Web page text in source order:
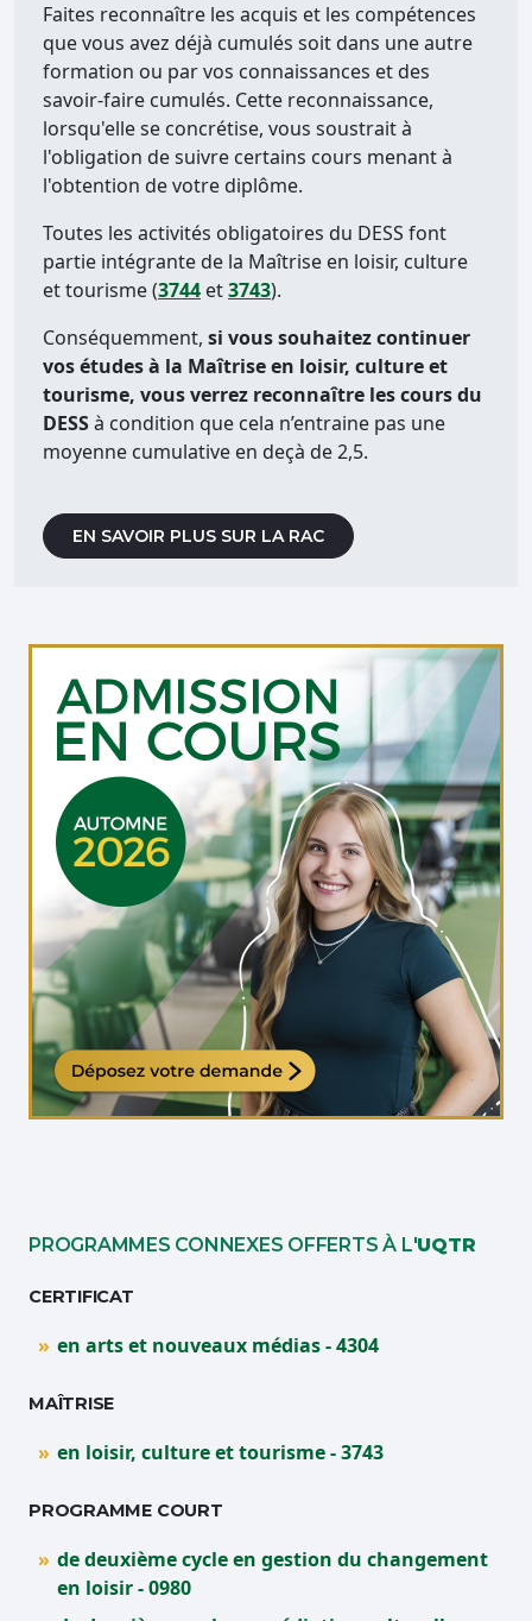
Faites reconnaître les acquis et les compétences
que vous avez déjà cumulés soit dans une autre
formation ou par vos connaissances et des
savoir-faire cumulés. Cette reconnaissance,
lorsqu'elle se concrétise, vous soustrait à
l'obligation de suivre certains cours menant à
l'obtention de votre diplôme.
Toutes les activités obligatoires du DESS font
partie intégrante de la Maîtrise en loisir, culture
et tourisme (3744 et3743).
Conséquemment, si vous souhaitez continuer
vos études à la Maîtrise en loisir, culture et
tourisme, vous verrez reconnaître les cours du
DESSà condition que cela n’entraine pas une
moyenne cumulative en deçà de 2,5.
EN SAVOIR PLUS SUR LA RAC
PROGRAMMES CONNEXES OFFERTS À L'UQTR
CERTIFICAT
en arts et nouveaux médias - 4304
MAÎTRISE
en loisir, culture et tourisme - 3743
PROGRAMME COURT
de deuxième cycle en gestion du changement
en loisir - 0980